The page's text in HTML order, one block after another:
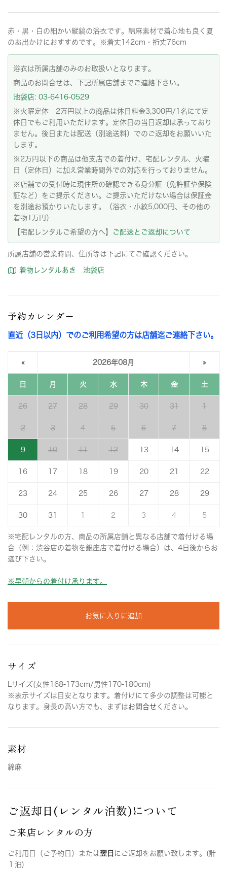
赤・黒・白の細かい縦縞の浴衣です。綿麻素材で着心地も良く夏
のお出かけにおすすめです。※着丈142cm・裄丈76cm
浴衣は所属店舗のみのお取扱いとなります。
商品のお問合せは、下記所属店舗までご連絡下さい。
池袋店: 03-6416-0529
※火曜定休 2万円以上の商品は休日料金3,300円/1名にて定
休日でもご利用いただけます。定休日の当日返却は承っており
ません。後日または配送（別途送料）でのご返却をお願いいた
します。
※2万円以下の商品は他支店での着付け、宅配レンタル、火曜
日（定休日）に加え営業時間外での対応を行っておりません。
※店舗での受付時に現住所の確認できる身分証（免許証や保険
証など）をご提示ください。ご提示いただけない場合は保証金
を別途お預かりいたします。（浴衣・小紋5,000円、その他の
着物1万円）
【宅配レンタルご希望の方へ】
ご配送とご返却について
所属店舗の営業時間、住所等は下記にてご確認ください。
着物レンタルあき 池袋店
予約カレンダー
直近（3日以内）でのご利用希望の方は店舗迄ご連絡下さい。
« 2026年08月 »
日 月 火 水 木 金 土
26 27 28 29 30 31 1
2 3 4 5 6 7 8
9 10 11 12 13 14 15
16 17 18 19 20 21 22
23 24 25 26 27 28 29
30 31 2 3 4 5
※宅配レンタルの方、商品の所属店舗と異なる店舗で着付ける場
合（例：渋谷店の着物を銀座店で着付ける場合）は、4日後からお
選び下さい。
※早朝からの着付け承ります。
お気に入りに追加
サイズ
Lサイズ(女性168-173cm/男性170-180cm)
※表示サイズは目安となります。着付けにて多少の調整は可能と
なります。身長の高い方でも、まずはお問合せ ください。
素材
綿麻
ご返却日(レンタル泊数)について
ご来店レンタルの方
ご利用日（ご予約日）または翌日 にご返却をお願い致します。(計
１泊)